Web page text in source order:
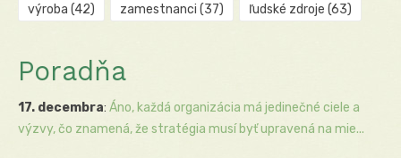
výroba (42) zamestnanci (37) ľudské zdroje (63)
Poradňa
17. decembra: Áno, každá organizácia má jedinečné ciele a
výzvy, čo znamená, že stratégia musí byť upravená na mie...